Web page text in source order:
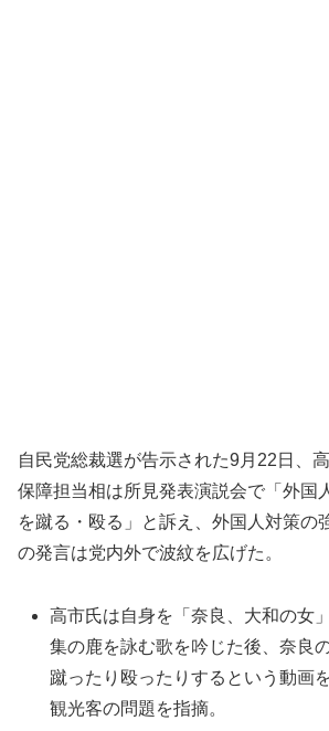
自民党総裁選が告示された9月22日、
保障担当相は所見発表演説会で「外国
を蹴る・殴る」と訴え、外国人対策の
の発言は党内外で波紋を広げた。
高市氏は自身を「奈良、大和の女
集の鹿を詠む歌を吟じた後、奈良
蹴ったり殴ったりするという動画
観光客の問題を指摘。